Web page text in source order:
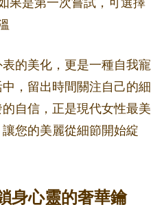
果是第一次嘗試，可選擇
的美化，更是一種自我寵
，留出時間關注自己的細
自信，正是現代女性最美
您的美麗從細節開始綻
身心靈的奢華鑰